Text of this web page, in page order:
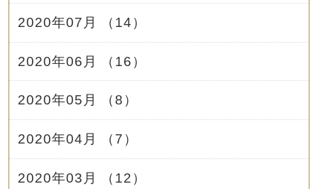
2020年07月 （14）
2020年06月 （16）
2020年05月 （8）
2020年04月 （7）
2020年03月 （12）